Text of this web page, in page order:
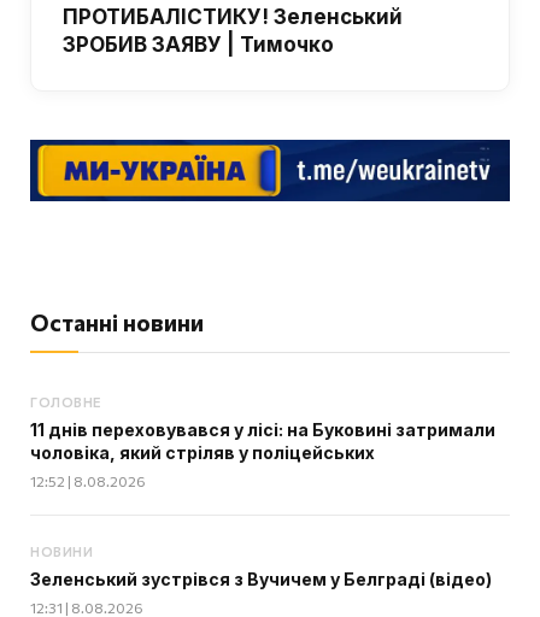
ПРОТИБАЛІСТИКУ! Зеленський
ЗРОБИВ ЗАЯВУ | Тимочко
Останні новини
ГОЛОВНЕ
11 днів переховувався у лісі: на Буковині затримали
чоловіка, який стріляв у поліцейських
12:52 | 8.08.2026
НОВИНИ
Зеленський зустрівся з Вучичем у Белграді (відео)
12:31 | 8.08.2026